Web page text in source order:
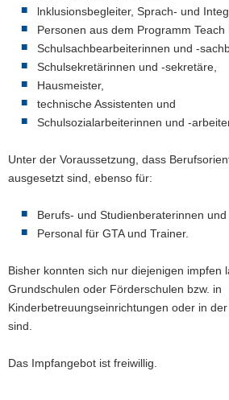
lnklusionsbegleiter, Sprach- und
Personen aus dem Programm Teach
Schulsachbearbeiterinnen und -
Schulsekretärinnen und -sekretäre,
Hausmeister,
technische Assistenten und
Schulsozialarbeiterinnen und -
Unter der Voraussetzung, dass
ausgesetzt sind, ebenso für:
Berufs- und Studienberaterinnen
Personal für GTA und Trainer.
Bisher konnten sich nur diejenigen impfen
Grundschulen oder Förderschulen bzw. in
Kinderbetreuungseinrichtungen oder in
sind.
Das Impfangebot ist freiwillig.